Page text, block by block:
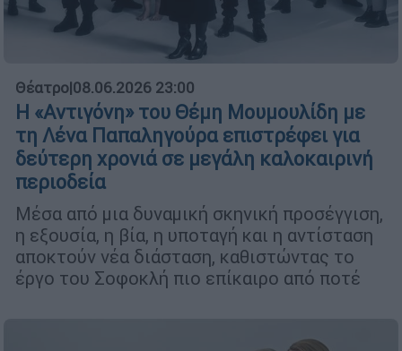
Θέατρο|08.06.2026 23:00
Η «Αντιγόνη» του Θέμη Μουμουλίδη με
τη Λένα Παπαληγούρα επιστρέφει για
δεύτερη χρονιά σε μεγάλη καλοκαιρινή
περιοδεία
Μέσα από μια δυναμική σκηνική προσέγγιση,
η εξουσία, η βία, η υποταγή και η αντίσταση
αποκτούν νέα διάσταση, καθιστώντας το
έργο του Σοφοκλή πιο επίκαιρο από ποτέ